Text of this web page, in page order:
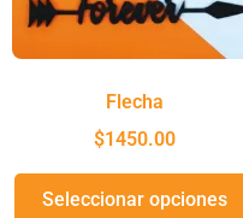
Flecha
$1450.00
Seleccionar opciones